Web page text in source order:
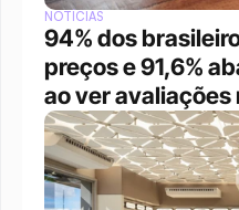
NOTÍCIAS
94% dos
preços e 91,6%
ao ver